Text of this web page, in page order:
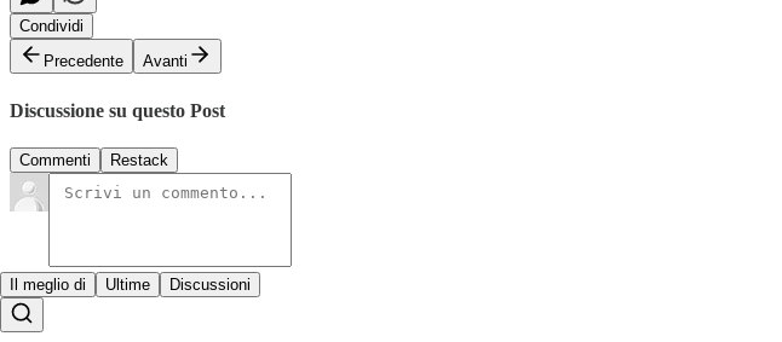
Condividi
Precedente
Avanti
Discussione su questo Post
Commenti Restack
Il meglio di Ultime Discussioni